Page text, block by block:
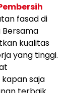
fasad di
Bersama
kualitas
yang tinggi.
saja